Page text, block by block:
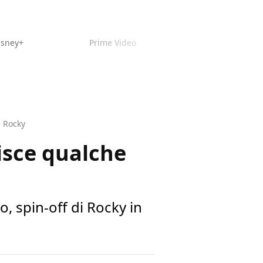
Prime Video
qualche
spin-off di Rocky in